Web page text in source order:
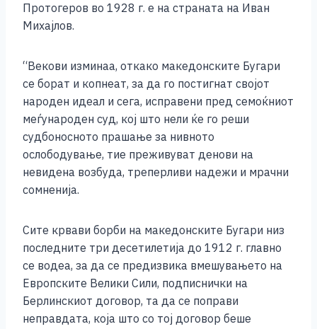
Протогеров во 1928 г. е на страната на Иван
Михајлов.
“Векови изминаа, откако македонските Бугари
се борат и копнеат, за да го постигнат својот
народен идеал и сега, исправени пред семоќниот
меѓународен суд, кој што нели ќе го реши
судбоносното прашање за нивното
ослободување, тие преживуват денови на
невидена возбуда, треперливи надежи и мрачни
сомненија.
Сите крвави борби на македонските Бугари низ
последните три десетилетија до 1912 г. главно
се водеа, за да се предизвика вмешувањето на
Европските Велики Сили, подписнички на
Берлинскиот договор, та да се поправи
неправдата, која што со тој договор беше